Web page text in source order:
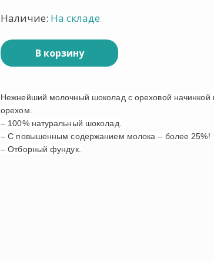
Наличие: На складе
В корзину
Нежнейший молочный шоколад с ореховой
орехом.
– 100% натуральный шоколад.
– С повышенным содержанием молока – более 25%!
– Отборный фундук.